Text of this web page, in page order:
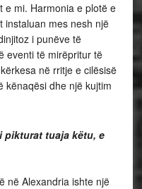
e mi. Harmonia e plotë e
instaluan mes nesh një
i punëve të
eventi të mirëpritur të
në rritje e cilësisë
kënaqësi dhe një kujtim
pikturat tuaja këtu, e
në Alexandria ishte një